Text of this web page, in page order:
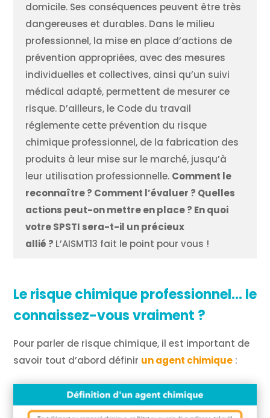
domicile. Ses conséquences peuvent être très
dangereuses et durables. Dans le milieu
professionnel, la mise en place d’actions de
prévention appropriées, avec des mesures
individuelles et collectives, ainsi qu’un suivi
médical adapté, permettent de mesurer ce
risque. D’ailleurs, le Code du travail
réglemente cette prévention du risque
chimique professionnel, de la fabrication des
produits à leur mise sur le marché, jusqu’à
leur utilisation professionnelle. Comment le
reconnaître ? Comment l’évaluer ? Quelles
actions peut-on mettre en place ? En quoi
votre SPSTI sera-t-il un précieux
allié ? L’AISMT13 fait le point pour vous !
Le risque chimique professionnel… le
connaissez-vous vraiment ?
Pour parler de risque chimique, il est important de
savoir tout d’abord définir un agent chimique :